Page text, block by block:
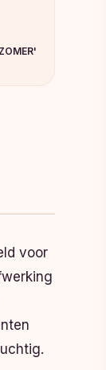
voor